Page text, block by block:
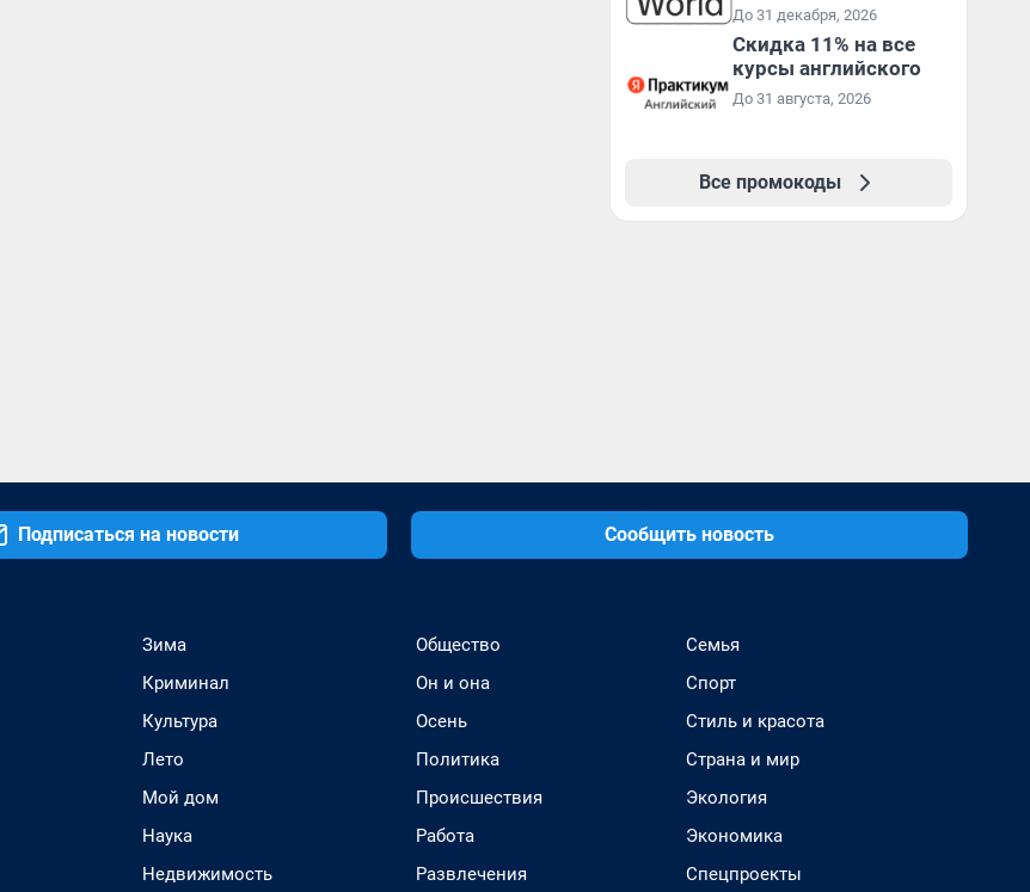
До 31 декабря, 2026
Скидка 11% на все
курсы английского
До 31 августа, 2026
Все промокоды
Подписаться на новости Сообщить новость
Зима
Криминал
Культура
Лето
Мой дом
Наука
Недвижимость
Общество
Он и она
Осень
Политика
Происшествия
Работа
Развлечения
Семья
Спорт
Стиль и красота
Страна и мир
Экология
Экономика
Спецпроекты